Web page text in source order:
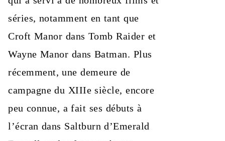
séries, notamment en tant que
Croft Manor dans Tomb Raider et
Wayne Manor dans Batman. Plus
récemment, une demeure de
campagne du XIIIe siècle, encore
peu connue, a fait ses débuts à
l’écran dans Saltburn d’Emerald